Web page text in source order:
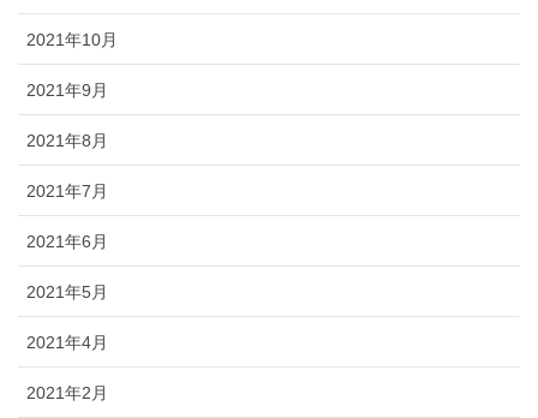
2021年10月
2021年9月
2021年8月
2021年7月
2021年6月
2021年5月
2021年4月
2021年2月